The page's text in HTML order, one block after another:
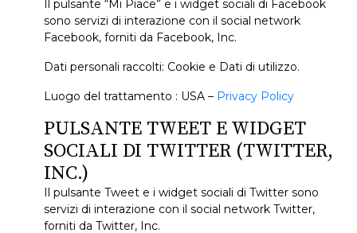
Il pulsante “Mi Piace” e i widget sociali di Facebook
sono servizi di interazione con il social network
Facebook, forniti da Facebook, Inc.
Dati personali raccolti: Cookie e Dati di utilizzo.
Luogo del trattamento : USA – Privacy Policy
PULSANTE TWEET E WIDGET
SOCIALI DI TWITTER (TWITTER,
INC.)
Il pulsante Tweet e i widget sociali di Twitter sono
servizi di interazione con il social network Twitter,
forniti da Twitter, Inc.